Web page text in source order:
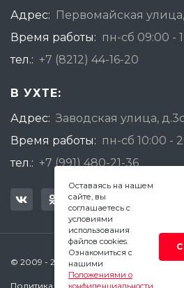
Адрес: Первомайская
Время работы: пн-сб 09:00 -
тел.: +7 (8212) 44-16-20
В УХТЕ:
Адрес: Заводская улица,
Время работы: пн-сб 10:00 -
тел.: +7 (991) 480-21-36
© 2009 - 2026 Квадратный Метр -
Политика конфиденциальности
Оставаясь на нашем
сайте, вы
соглашаетесь с
условиями
использования
файлов cookies.
Ознакомиться с
нашими
Положениями о
конфиденциальности